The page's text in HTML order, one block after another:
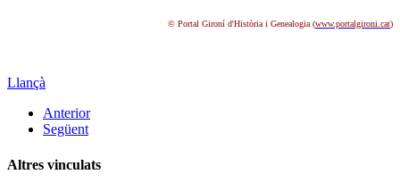
© Portal Gironí d'Història i Genealogia (www.portalgironi.cat)
Llançà
Anterior
Següent
Altres vinculats